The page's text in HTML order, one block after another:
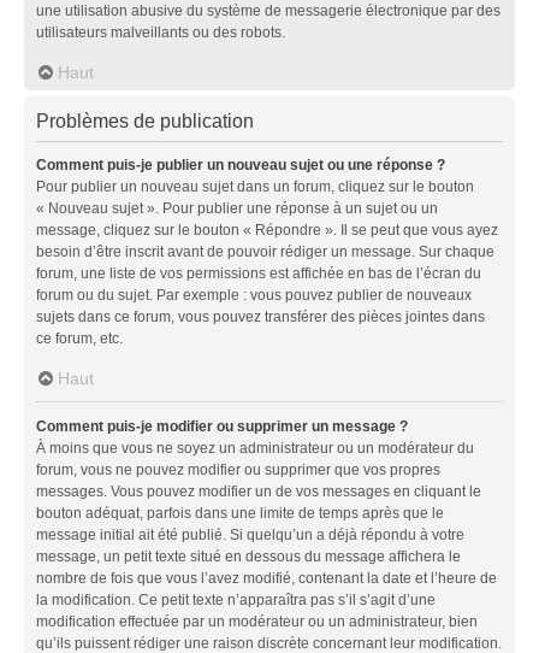
une utilisation abusive du système de messagerie électronique par des
utilisateurs malveillants ou des robots.
Haut
Problèmes de publication
Comment puis-je publier un nouveau sujet ou une réponse ?
Pour publier un nouveau sujet dans un forum, cliquez sur le bouton
« Nouveau sujet ». Pour publier une réponse à un sujet ou un
message, cliquez sur le bouton « Répondre ». Il se peut que vous ayez
besoin d’être inscrit avant de pouvoir rédiger un message. Sur chaque
forum, une liste de vos permissions est affichée en bas de l’écran du
forum ou du sujet. Par exemple : vous pouvez publier de nouveaux
sujets dans ce forum, vous pouvez transférer des pièces jointes dans
ce forum, etc.
Haut
Comment puis-je modifier ou supprimer un message ?
À moins que vous ne soyez un administrateur ou un modérateur du
forum, vous ne pouvez modifier ou supprimer que vos propres
messages. Vous pouvez modifier un de vos messages en cliquant le
bouton adéquat, parfois dans une limite de temps après que le
message initial ait été publié. Si quelqu’un a déjà répondu à votre
message, un petit texte situé en dessous du message affichera le
nombre de fois que vous l’avez modifié, contenant la date et l’heure de
la modification. Ce petit texte n’apparaîtra pas s’il s’agit d’une
modification effectuée par un modérateur ou un administrateur, bien
qu’ils puissent rédiger une raison discrète concernant leur modification.